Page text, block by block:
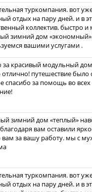
туркомпания. вот
отдых на пару дней. и в
коллектив. быстро
зимний дом
вашими услугами .
за красивый модульный
путешествие было
спасибо за помощь во
зимний дом «теплый»
вам оставили
вам за вашу работу. мы с
туркомпания. вот
отдых на пару дней. и в